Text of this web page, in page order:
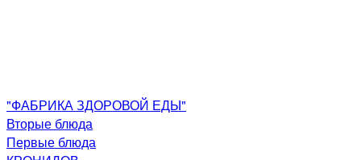
"ФАБРИКА ЗДОРОВОЙ ЕДЫ"
Вторые блюда
Первые блюда